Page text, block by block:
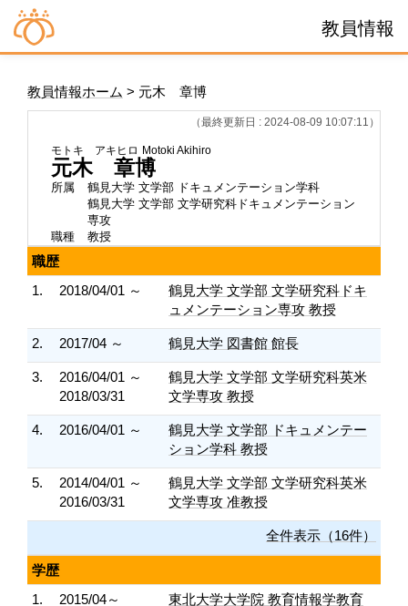
教員情報
教員情報ホーム > 元木 章博
（最終更新日 : 2024-08-09 10:07:11）
モトキ アキヒロ Motoki Akihiro
元木 章博
所属
鶴見大学 文学部 ドキュメンテーション学科
鶴見大学 文学部 文学研究科ドキュメンテーション
専攻
職種
教授
職歴
1.
2018/04/01 ～
鶴見大学 文学部 文学研究科ドキ
ュメンテーション専攻 教授
2. 2017/04 ～ 鶴見大学 図書館 館長
3.
2016/04/01 ～
2018/03/31
鶴見大学 文学部 文学研究科英米
文学専攻 教授
4. 2016/04/01 ～
鶴見大学 文学部 ドキュメンテー
ション学科 教授
5.
2014/04/01 ～
2016/03/31
鶴見大学 文学部 文学研究科英米
文学専攻 准教授
全件表示（16件）
学歴
1.
2015/04～
東北大学大学院 教育情報学教育